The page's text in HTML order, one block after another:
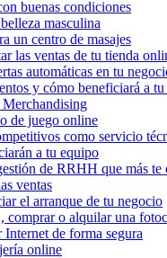
buenas condiciones
masculina
un centro de masajes
las ventas de tu tienda
automáticas en tu
y cómo beneficiará a tu
Merchandising
de juego online
como servicio
a tu equipo
de RRHH que más te
ventas
el arranque de tu negocio
comprar o alquilar una
de forma segura
online